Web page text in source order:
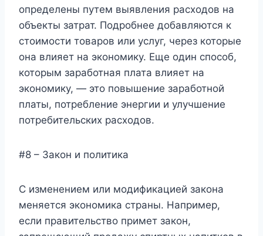
определены путем выявления расходов на
объекты затрат. Подробнее добавляются к
стоимости товаров или услуг, через которые
она влияет на экономику. Еще один способ,
которым заработная плата влияет на
экономику, — это повышение заработной
платы, потребление энергии и улучшение
потребительских расходов.
#8 – Закон и политика
С изменением или модификацией закона
меняется экономика страны. Например,
если правительство примет закон,